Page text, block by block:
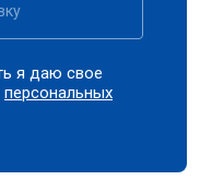
я даю свое
персональных